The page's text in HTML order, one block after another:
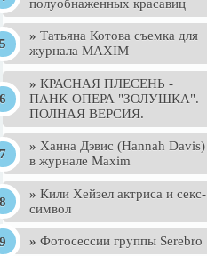
полуобнаженных красавиц
» Татьяна Котова съемка для
журнала MAXIM
» КРАСНАЯ ПЛЕСЕНЬ -
ПАНК-ОПЕРА "ЗОЛУШКА".
ПОЛНАЯ ВЕРСИЯ.
» Ханна Дэвис (Hannah Davis)
в журнале Maxim
» Кили Хейзел актриса и секс-
символ
» Фотосессии группы Serebro